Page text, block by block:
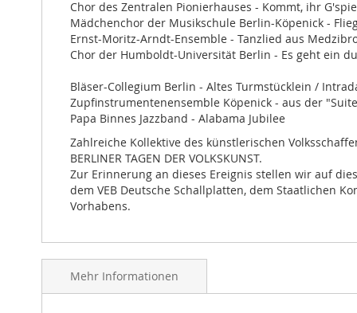
galleryChor des Zentralen Pionierhauses - Kommt, ihr
Mädchenchor der Musikschule Berlin-Köpenick -
Ernst-Moritz-Arndt-Ensemble - Tanzlied aus
Chor der Humboldt-Universität Berlin - Es geht ein
Bläser-Collegium Berlin - Altes Turmstücklein /
Zupfinstrumentenensemble Köpenick - aus der
Papa Binnes Jazzband - Alabama Jubilee
Zahlreiche Kollektive des künstlerischen
BERLINER TAGEN DER VOLKSKUNST.
Zur Erinnerung an dieses Ereignis stellen wir auf
dem VEB Deutsche Schallplatten, dem Staatlichen
Vorhabens.
Mehr Informationen